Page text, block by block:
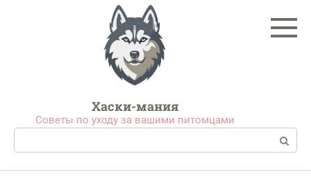
Хаски-мания
Советы по уходу за вашими питомцами
Поиск: